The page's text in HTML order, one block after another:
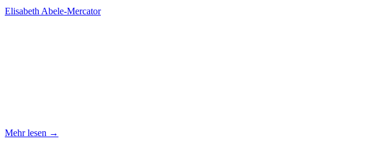
Elisabeth Abele-Mercator
Mehr lesen →